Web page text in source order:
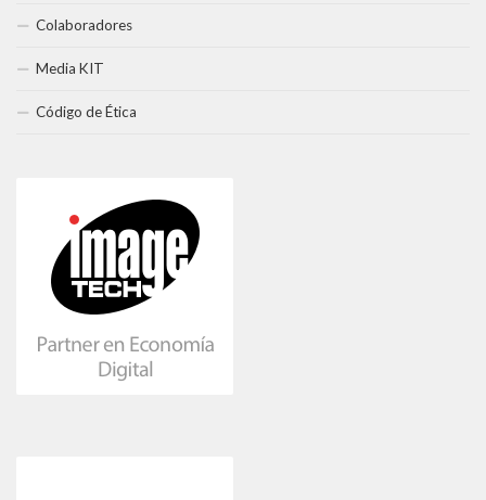
Colaboradores
Media KIT
Código de Ética